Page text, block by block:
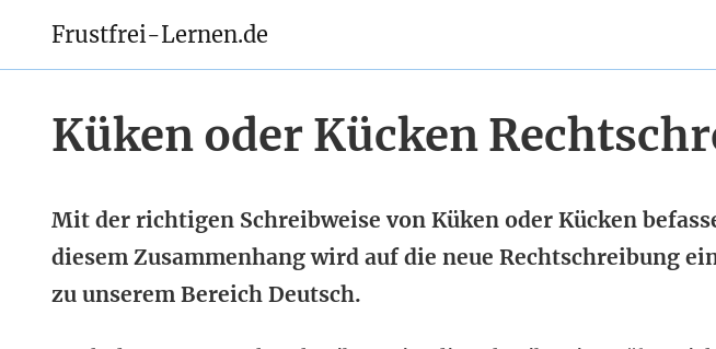
Frustfrei-Lernen.de
Küken oder Kücken
Mit der richtigen Schreibweise von Küken oder Kücken
diesem Zusammenhang wird auf die neue Rechtschreibung
zu unserem Bereich Deutsch.